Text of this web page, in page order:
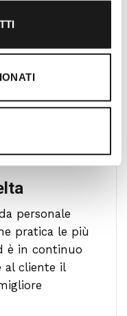
personale
pratica le più
è in continuo
al cliente il